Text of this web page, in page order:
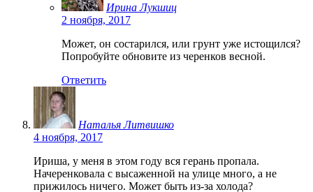
Ирина Лукшиц
2 ноября, 2017
Может, он состарился, или грунт уже истощился?
Попробуйте обновите из черенков весной.
Ответить
Наталья Литвишко
4 ноября, 2017
Ириша, у меня в этом году вся герань пропала.
Начеренковала с высаженной на улице много, а не
прижилось ничего. Может быть из-за холода?